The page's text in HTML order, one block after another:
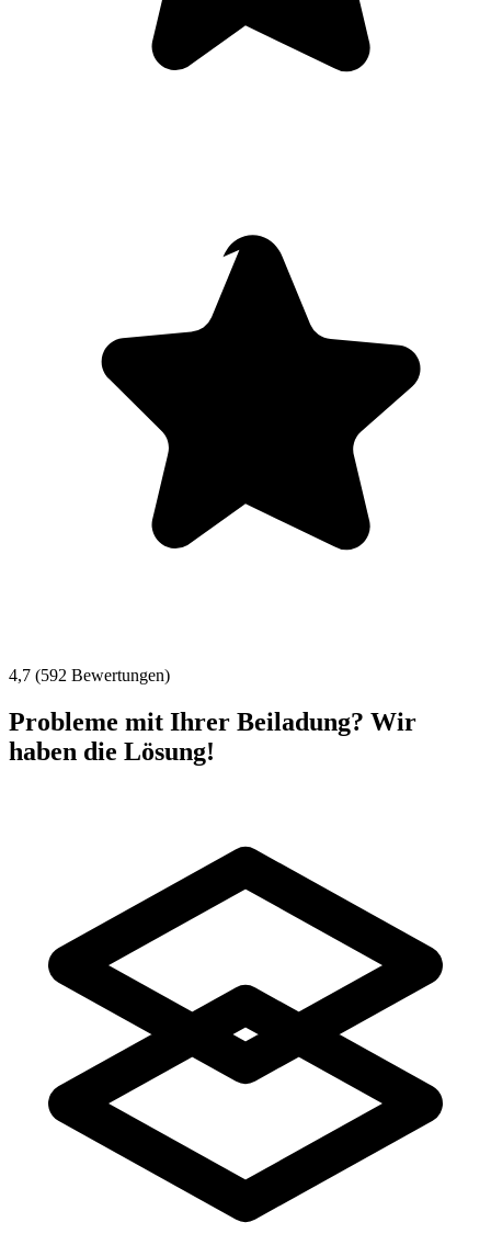
4,7 (592 Bewertungen)
Probleme mit Ihrer Beiladung? Wir
haben die Lösung!